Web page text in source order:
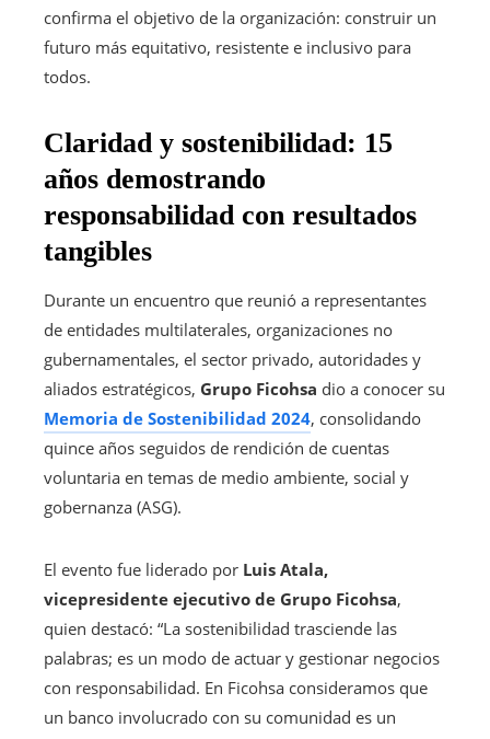
confirma el objetivo de la organización: construir un
futuro más equitativo, resistente e inclusivo para
todos.
Claridad y sostenibilidad: 15
años demostrando
responsabilidad con resultados
tangibles
Durante un encuentro que reunió a representantes
de entidades multilaterales, organizaciones no
gubernamentales, el sector privado, autoridades y
aliados estratégicos, Grupo Ficohsa dio a conocer su
Memoria de Sostenibilidad 2024, consolidando
quince años seguidos de rendición de cuentas
voluntaria en temas de medio ambiente, social y
gobernanza (ASG).
El evento fue liderado por Luis Atala,
vicepresidente ejecutivo de Grupo Ficohsa,
quien destacó: “La sostenibilidad trasciende las
palabras; es un modo de actuar y gestionar negocios
con responsabilidad. En Ficohsa consideramos que
un banco involucrado con su comunidad es un